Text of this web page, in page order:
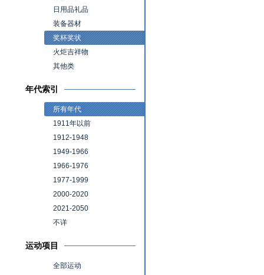
日用品礼品
装备器材
奖杯奖状
火炬吉祥物
其他类
年代索引
所有年代
1911年以前
1912-1948
1949-1966
1966-1976
1977-1999
2000-2020
2021-2050
不详
运动项目
全部运动